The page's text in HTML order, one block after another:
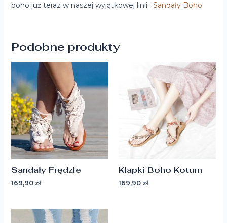
boho już teraz w naszej wyjątkowej linii : Sandały Boho
Podobne produkty
Sandały Frędzle
169,90 zł
Klapki Boho Koturn
169,90 zł